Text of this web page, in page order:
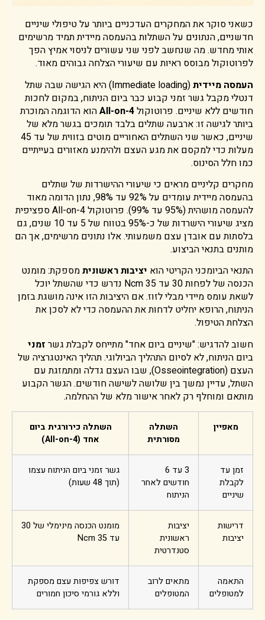
כשאני סוקר את המחקרים העדכניים ביותר על טיפולי שיניים
חדשניים, הנתונים על השתלות בהעמסה מיידית תמיד מרשימים
אותי מחדש. מה שנחשב לפני שני עשורים לניסוי אמיץ הפך
לפרוטוקול מבוסס ראיות עם שיעורי הצלחה גבוהים מאוד.
העמסה מיידית
(Immediate loading) היא הגישה שבה שתל
דנטלי מקבל גשר זמני קבוע כבר ביום הניתוח, במקום לחכות
חודשים ללא שיניים. פרוטוקולAll-on-4הוא הדוגמה המוכרת
ביותר לגישה זו: ארבעה שתלים בלבד תומכים בגשר מלא של
שיניים, כאשר שני השתלים האחוריים מוטים בזווית של עד 45
מעלות כדי למקסם את מגע העצם ולהימנע מאזורים בעייתיים
כמו חלל הסינוס.
מחקרים קליניים מראים כי שיעורי ההישרדות של שתלים
בהעמסה מיידית עומדים על 92% עד 98%, נתון הדומה מאוד
להעמסה מושהית (95% עד 99%). פרוטוקול All-on-4 ספציפית
מציג שיעורי הישרדות של כ-95% בטווח של 5 עד 10 שנים, גם
בלסתות עם אובדן עצם משמעותי. אלו נתונים מרשימים, אך הם
מותנים בתנאי הביצוע.
התנאי הביומכני הקריטי הוא יציבות ראשוניתמספקת: מומנט
הכנסה של לפחות 30 עד 35 Ncm נדרש כדי שהשתל יוכל
לשאת עומס מיידי מבלי לזוז. אם היציבות הזו אינה מושגת בזמן
הניתוח, הרופא יחליט לדחות את ההעמסה כדי לא לסכן את
הצלחת הטיפול.
חשוב להדגיש: "שיניים ביום אחד" מתייחס לקבלת גשר זמני
ביום הניתוח, לא לסיום התהליך הביולוגי. תהליך האינטגרציה של
העצם (Osseointegration), שבו העצם גדלה ומתמזגת עם
השתל, עדיין נמשך בין שלושה לשישה חודשים. הגשר הקבוע
מותאם ומוחלף רק לאחר אישור מלא של ההחלמה.
מאפיין
השתלה
מסורתית
השתלה כירורגית ביום
אחד (All-on-4)
זמן עד
לקבלת
שיניים
3 עד 6
חודשים לאחר
הניתוח
גשר זמני ביום הניתוח עצמו
(תוך 48 שעות)
דרישות
יציבות
יציבות
ראשונית
סטנדרטית
מומנט הכנסה מינימלי של 30
עד 35 Ncm
התאמה
למטופלים
מתאים לרוב
המטופלים
דורש צפיפות עצם מספקת
וללא גורמי סיכון חמורים